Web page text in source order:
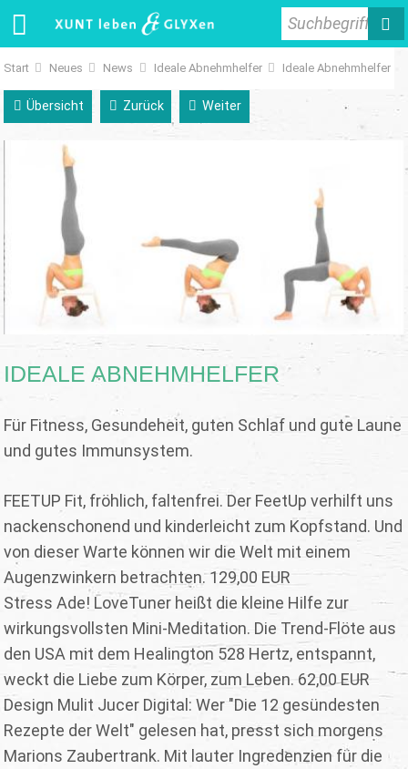
Suchbegriff
Start Neues News Ideale Abnehmhelfer Ideale Abnehmhelfer
Übersicht Zurück Weiter
IDEALE ABNEHMHELFER
Für Fitness, Gesundeheit, guten Schlaf und gute Laune
und gutes Immunsystem.
FEETUP Fit, fröhlich, faltenfrei. Der FeetUp verhilft uns
nackenschonend und kinderleicht zum Kopfstand. Und
von dieser Warte können wir die Welt mit einem
Augenzwinkern betrachten. 129,00 EUR
Stress Ade! LoveTuner heißt die kleine Hilfe zur
wirkungsvollsten Mini-Meditation. Die Trend-Flöte aus
den USA mit dem Healington 528 Hertz, entspannt,
weckt die Liebe zum Körper, zum Leben. 62,00 EUR
Design Mulit Jucer Digital: Wer "Die 12 gesündesten
Rezepte der Welt" gelesen hat, presst sich morgens
Marions Zaubertrank. Mit lauter Ingredenzien für die